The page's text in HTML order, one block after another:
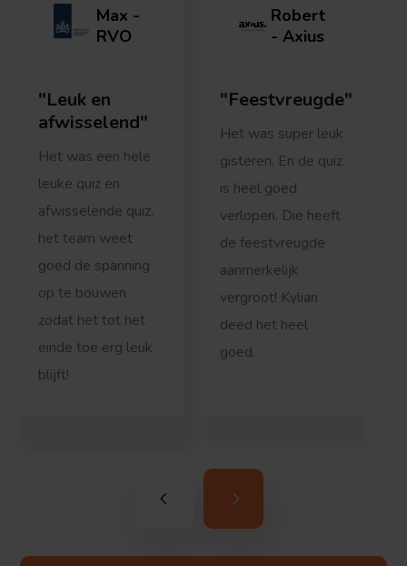
Max -
RVO
Leuk en
afwisselend
Het was een hele
leuke quiz en
afwisselende quiz,
het team weet
goed de spanning
op te bouwen
zodat het tot het
einde toe erg leuk
blijft!
Robert
- Axius
Feestvreugde
Het was super leuk
gisteren. En de quiz
is heel goed
verlopen. Die heeft
de feestvreugde
aanmerkelijk
vergroot! Kylian
deed het heel
goed.